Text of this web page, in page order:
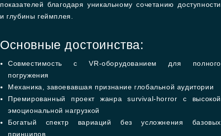
показателей благодаря уникальному сочетанию доступности
и глубины геймплея.
Основные достоинства:
Совместимость с VR-оборудованием для полного
погружения
Механика, завоевавшая признание глобальной аудитории
Премированный проект жанра survival-horror с высокой
эмоциональной нагрузкой
Богатый спектр вариаций без усложнения базовых
принципов